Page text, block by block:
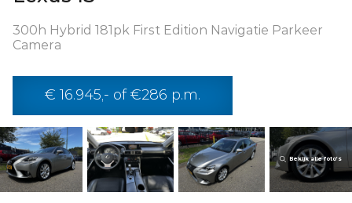
300h Hybrid 181pk First Edition Navigatie Parkeer
Camera
€ 16.945,- of €286 p.m.
Bekijk alle foto’s